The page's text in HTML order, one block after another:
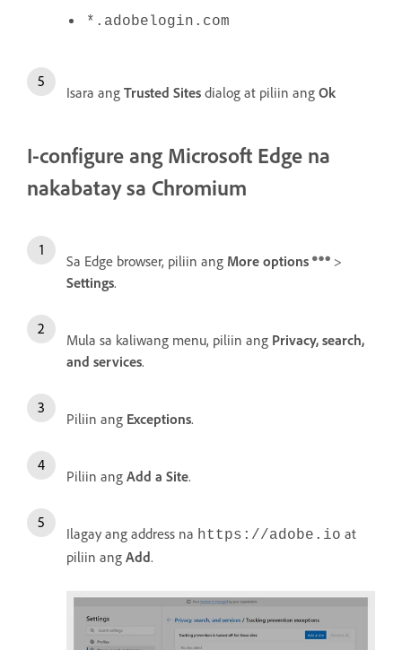
*.adobelogin.com
Isara ang Trusted Sites dialog at piliin ang Ok
I-configure ang Microsoft Edge na
nakabatay sa Chromium
Sa Edge browser, piliin ang More options
>
Settings.
Mula sa kaliwang menu, piliin ang Privacy, search,
and services.
Piliin ang Exceptions.
Piliin ang Add a Site.
Ilagay ang address na https://adobe.io at
piliin ang Add.